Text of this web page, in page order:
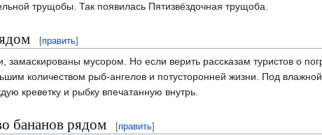
трущобы. Так появилась Пятизвёздочная трущоба.
[править]
замаскированы мусором. Но если верить рассказам туристов о
количеством рыб-ангелов и потусторонней жизни. Под
креветку и рыбку впечатанную внутрь.
бананов рядом [править]